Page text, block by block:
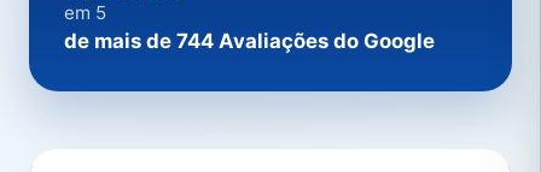
em 5
de mais de 744 Avaliações do Google